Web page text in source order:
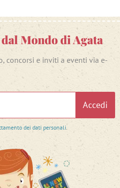
Mondo di Agata
concorsi e inviti a eventi via e-
Accedi
dei dati personali